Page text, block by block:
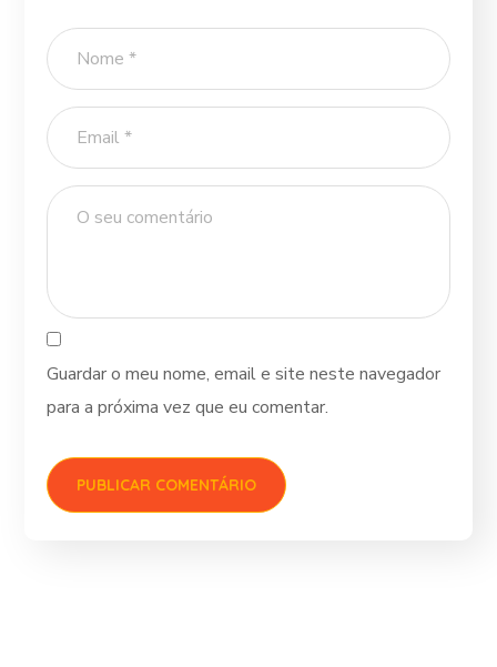
Guardar o meu nome, email e site neste navegador
para a próxima vez que eu comentar.